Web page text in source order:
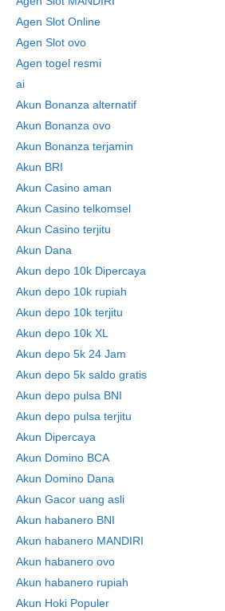
Agen Slot Online
Agen Slot ovo
Agen togel resmi
ai
Akun Bonanza alternatif
Akun Bonanza ovo
Akun Bonanza terjamin
Akun BRI
Akun Casino aman
Akun Casino telkomsel
Akun Casino terjitu
Akun Dana
Akun depo 10k Dipercaya
Akun depo 10k rupiah
Akun depo 10k terjitu
Akun depo 10k XL
Akun depo 5k 24 Jam
Akun depo 5k saldo gratis
Akun depo pulsa BNI
Akun depo pulsa terjitu
Akun Dipercaya
Akun Domino BCA
Akun Domino Dana
Akun Gacor uang asli
Akun habanero BNI
Akun habanero MANDIRI
Akun habanero ovo
Akun habanero rupiah
Akun Hoki Populer